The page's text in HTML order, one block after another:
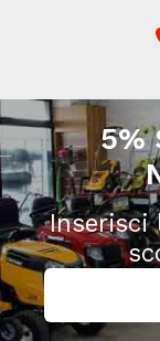
5%
Inserisci